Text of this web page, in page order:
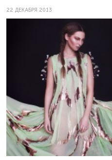
22 ДЕКАБРЯ 2013